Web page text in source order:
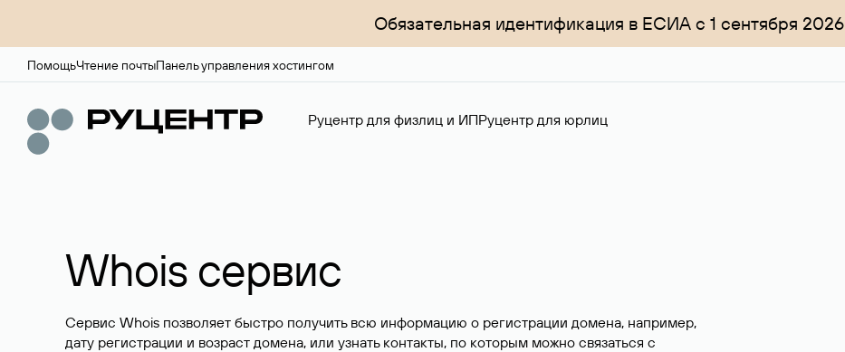
Обязательная идентификация в ЕСИА с 1 сентября 2026
ПомощьЧтение почтыПанель управления хостингом
Руцентр для физлиц и ИПРуцентр для юрлиц
Whois сервис
Сервис Whois позволяет быстро получить всю информацию о регистрации домена, например,
дату регистрации и возраст домена, или узнать контакты, по которым можно связаться с